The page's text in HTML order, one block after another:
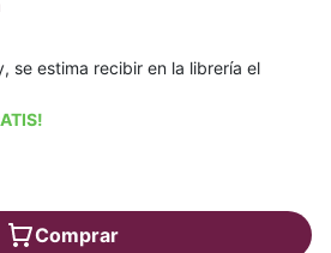
se estima recibir en la librería el
Comprar